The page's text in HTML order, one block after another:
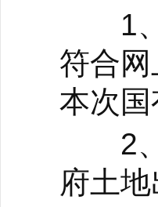
1、
符合
本次
2、
府土